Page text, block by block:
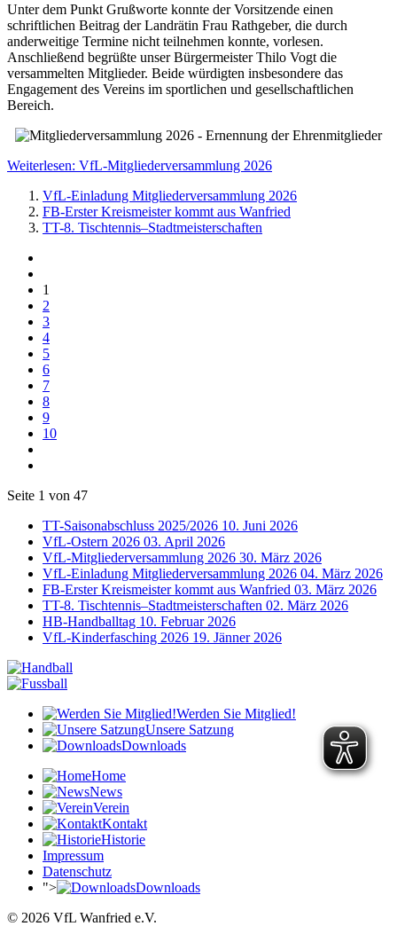
Unter dem Punkt Grußworte konnte der Vorsitzende einen
schriftlichen Beitrag der Landrätin Frau Rathgeber, die durch
anderweitige Termine nicht teilnehmen konnte, vorlesen.
Anschließend begrüßte unser Bürgermeister Thilo Vogt die
versammelten Mitglieder. Beide würdigten insbesondere das
Engagement des Vereins im sportlichen und gesellschaftlichen
Bereich.
Weiterlesen: VfL-Mitgliederversammlung 2026
VfL-Einladung Mitgliederversammlung 2026
FB-Erster Kreismeister kommt aus Wanfried
TT-8. Tischtennis–Stadtmeisterschaften
1
2
3
4
5
6
7
8
9
10
Seite 1 von 47
TT-Saisonabschluss 2025/2026 10. Juni 2026
VfL-Ostern 2026 03. April 2026
VfL-Mitgliederversammlung 2026 30. März 2026
VfL-Einladung Mitgliederversammlung 2026 04. März 2026
FB-Erster Kreismeister kommt aus Wanfried 03. März 2026
TT-8. Tischtennis–Stadtmeisterschaften 02. März 2026
HB-Handballtag 10. Februar 2026
VfL-Kinderfasching 2026 19. Jänner 2026
Werden Sie Mitglied!
Unsere Satzung
Downloads
Home
News
Verein
Kontakt
Historie
Impressum
Datenschutz
">
Downloads
© 2026 VfL Wanfried e.V.